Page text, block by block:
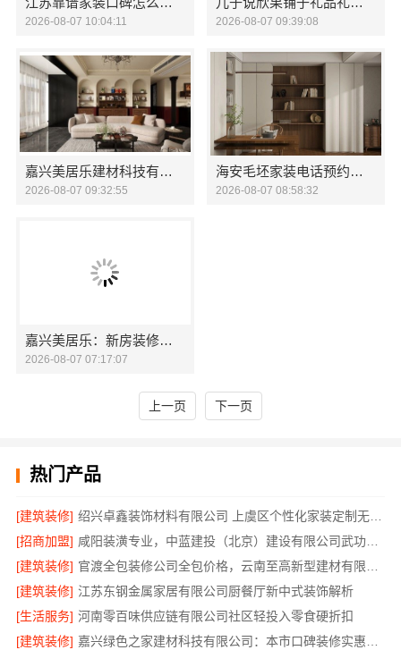
2026-08-07 10:04:11 2026-08-07 09:39:08
嘉兴美居乐建材科技有限公司透明报价联系电话
2026-08-07 09:32:55
海安毛坯家装电话预约，南通宏域全宅装饰建材免费设计
2026-08-07 08:58:32
嘉兴美居乐：新房装修透明报价联系电话
2026-08-07 07:17:07
上一页 下一页
热门产品
[建筑装修]
绍兴卓鑫装饰材料有限公司 上虞区个性化家装定制无隐形增项
[招商加盟]
[建筑装修]
[建筑装修] 江苏东钢金属家居有限公司厨餐厅新中式装饰解析
[生活服务] 河南零百味供应链有限公司社区轻投入零食硬折扣
[建筑装修]